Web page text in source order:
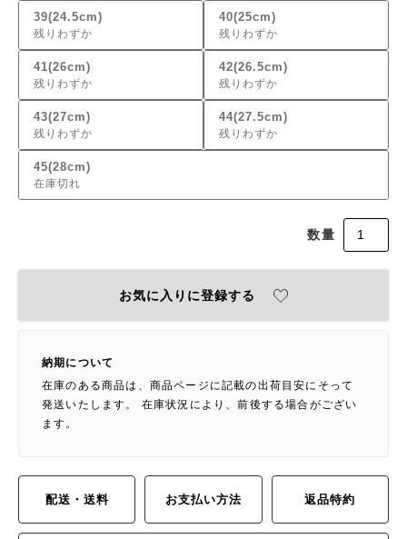
39(24.5cm)
残りわずか
40(25cm)
残りわずか
41(26cm)
残りわずか
42(26.5cm)
残りわずか
43(27cm)
残りわずか
44(27.5cm)
残りわずか
45(28cm)
在庫切れ
お気に入りに登録する
納期について
在庫のある商品は、商品ページに記載の出荷目安にそって
発送いたします。 在庫状況により、前後する場合がござい
ます。
配送・送料 お支払い方法 返品特約